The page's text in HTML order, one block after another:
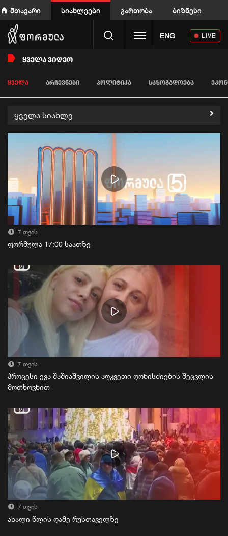
მთავარი სიახლეები გართობა ბიზნესი
Toggle navigation
ENG LIVE
ᲧᲕᲔᲚᲐ ᲕᲘᲓᲔᲝ
ᲧᲕᲔᲚᲐ ᲐᲠᲩᲔᲕᲜᲔᲑᲘ ᲞᲝᲚᲘᲢᲘᲙᲐ ᲡᲐᲖᲝᲒᲐᲓᲝᲔᲑᲐ
ყველა სიახლე
7 თვის
ფორმულა 17:00 საათზე
7 თვის
პროცესი ევა შაშიაშვილის აღკვეთი ღონისძიების შეცვლის
მოთხოვნით
7 თვის
ახალი წლის ღამე რუსთაველზე